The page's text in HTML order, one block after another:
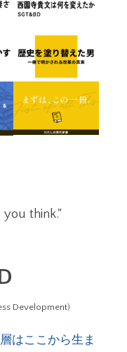
think."
Development)
はここから生ま